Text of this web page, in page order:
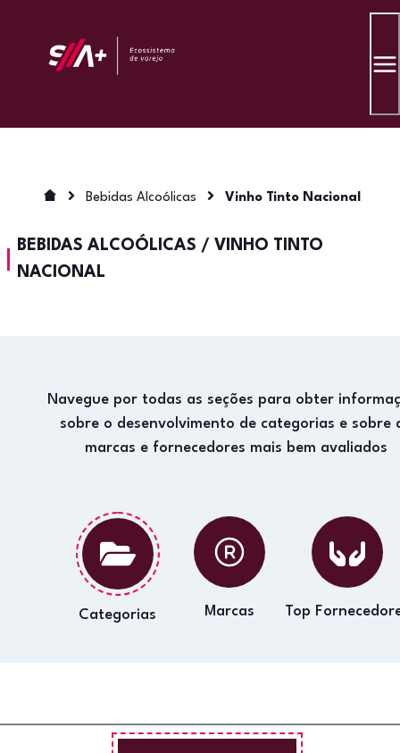
Bebidas Alcoólicas Vinho Tinto Nacional
BEBIDAS ALCOÓLICAS / VINHO TINTO
NACIONAL
Navegue por todas as seções para obter
sobre o desenvolvimento de categorias e sobre
marcas e fornecedores mais bem avaliados
Categorias Marcas Top